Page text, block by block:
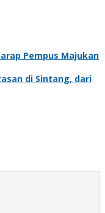
Pempus Majukan
di Sintang, dari